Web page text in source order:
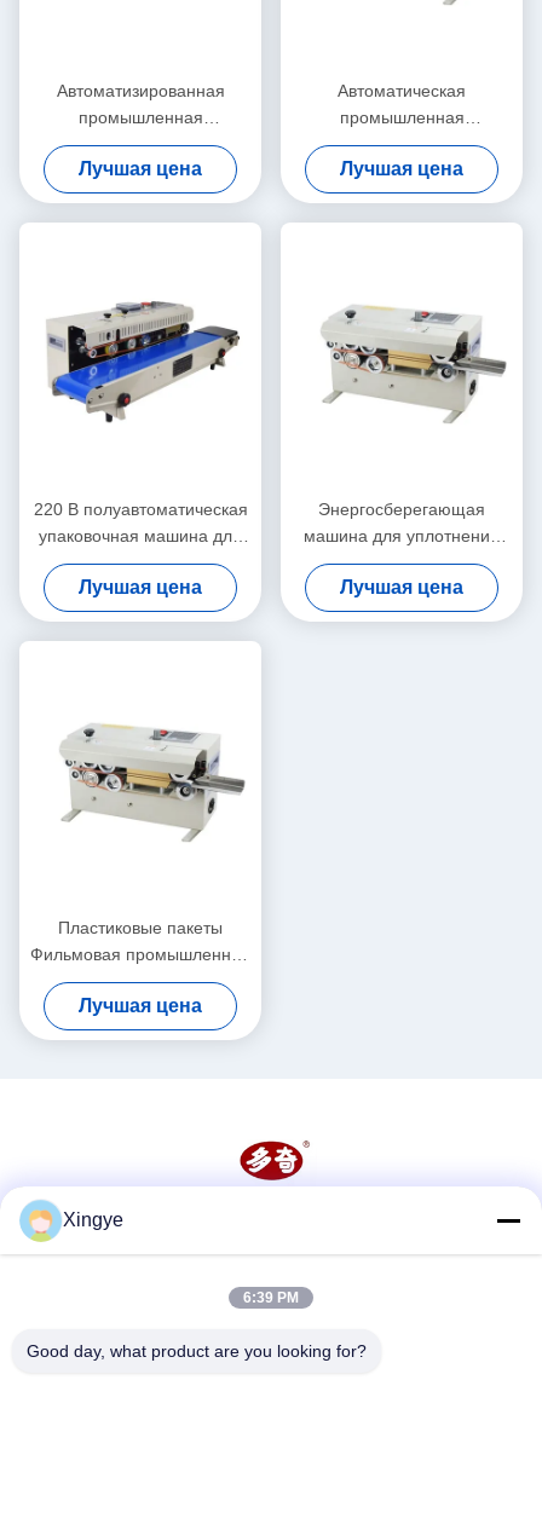
Автоматизированная
промышленная
уплотнительная машина,
устойчивая к усталости,
непрерывная ленточная
термо уплотнитель
Лучшая цена
Автоматическая
промышленная
пластиковая мешка для
уплотнителя электрический
тип экологически чистый
Лучшая цена
220 В полуавтоматическая
упаковочная машина для
пластиковых пакетов
гибкое и простое
обслуживание
Лучшая цена
Энергосберегающая
машина для уплотнения
мешков высокая
эффективность для
напитков
Лучшая цена
Пластиковые пакеты
Фильмовая промышленная
уплотнительная машина 6
мм непрерывная тепловая
уплотнительная машина
Лучшая цена
Xingye
6:39 PM
Good day, what product are you looking for?